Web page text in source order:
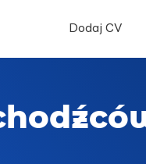
Dodaj CV